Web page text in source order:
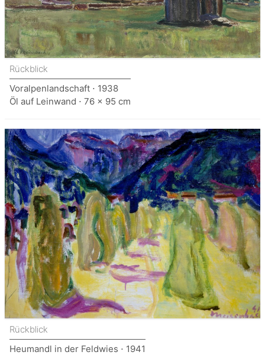
Rückblick
Voralpenlandschaft ⋅ 1938
Öl auf Leinwand ⋅ 76 x 95 cm
Rückblick
Heumandl in der Feldwies ⋅ 1941